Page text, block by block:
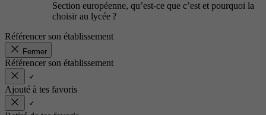
Section européenne, qu’est-ce que c’est et pourquoi la
choisir au lycée ?
Référencer son établissement
Fermer
Référencer son établissement
Ajouté à tes favoris